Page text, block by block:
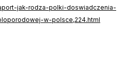
jak-rodza-polki-doswiadczenia-
w-polsce,224.html